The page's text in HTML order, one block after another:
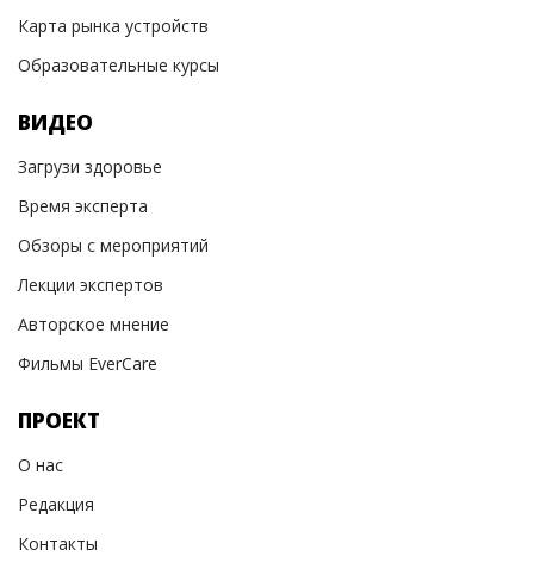
Карта рынка устройств
Образовательные курсы
ВИДЕО
Загрузи здоровье
Время эксперта
Обзоры с мероприятий
Лекции экспертов
Авторское мнение
Фильмы EverCare
ПРОЕКТ
О нас
Редакция
Контакты